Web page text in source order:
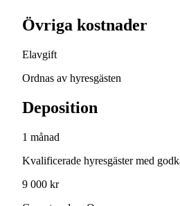
Övriga kostnader
Elavgift
Ordnas av hyresgästen
Deposition
1 månad
Kvalificerade hyresgäster med
9 000 kr